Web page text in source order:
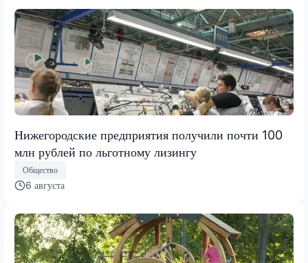
Нижегородские предприятия получили почти 100
млн рублей по льготному лизингу
Общество
6 августа